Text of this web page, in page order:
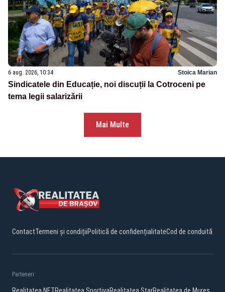
6 aug. 2026, 10:34 Stoica Marian
Sindicatele din Educație, noi discuții la Cotroceni pe
tema legii salarizării
Mai Multe
ContactTermeni și condițiiPolitică de confidențialitateCod de conduită
Parteneri: